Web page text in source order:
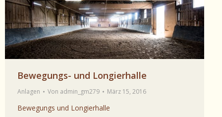
Bewegungs- und Longierhalle
Anlagen Von admin_gm279 März 15, 2016
Bewegungs und Longierhalle